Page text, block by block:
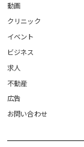
動画
クリニック
イベント
ビジネス
求人
不動産
広告
お問い合わせ